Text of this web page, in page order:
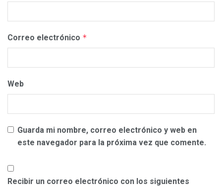
Correo electrónico *
Web
Guarda mi nombre, correo electrónico y web en
este navegador para la próxima vez que comente.
Recibir un correo electrónico con los siguientes